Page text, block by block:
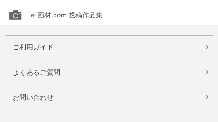
e-画材.com 投稿作品集
ご利用ガイド
よくあるご質問
お問い合わせ